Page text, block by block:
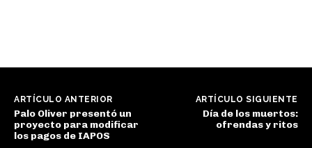
ARTÍCULO ANTERIOR
Palo Oliver presentó un
proyecto para modificar
los pagos de IAPOS
ARTÍCULO SIGUIENTE
Día de los muertos:
ofrendas y ritos